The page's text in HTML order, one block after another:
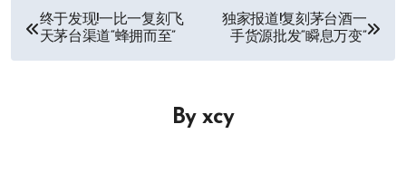
文
章
终于发现!一比一复刻飞
天茅台渠道“蜂拥而至”
独家报道!复刻茅台酒一
手货源批发“瞬息万变”
By xcy